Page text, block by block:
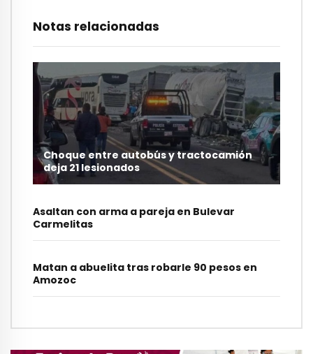
Notas relacionadas
Choque entre autobús y tractocamión
deja 21 lesionados
Asaltan con arma a pareja en Bulevar
Carmelitas
Matan a abuelita tras robarle 90 pesos en
Amozoc